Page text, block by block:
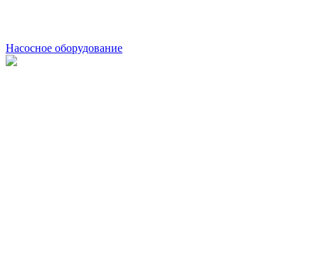
Насосное оборудование